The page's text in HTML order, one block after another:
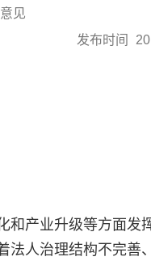
见
发布时间
产业升级等方面发
法人治理结构不完善